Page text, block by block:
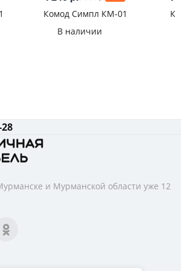
Комод Симпл КМ-01
В наличии
и Мурманской области уже 12